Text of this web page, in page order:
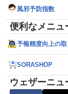
風邪予防指数
便利なメニュ
予報精度向上の
SORASHOP
ウェザーニュ